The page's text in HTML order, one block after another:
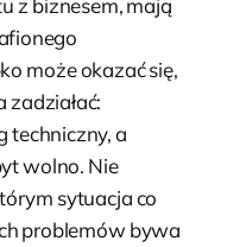
z biznesem, mają
może okazać się,
zadziałać:
techniczny, a
wolno. Nie
sytuacja co
problemów bywa